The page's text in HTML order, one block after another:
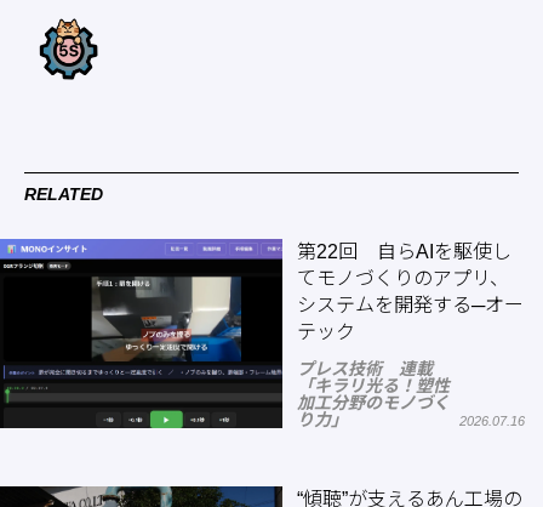
RELATED
第22回 自らAIを駆使し
てモノづくりのアプリ、
システムを開発する─オー
テック
プレス技術 連載
「キラリ光る！塑性
加工分野のモノづく
り力」
2026.07.16
“傾聴”が支えるあん工場の